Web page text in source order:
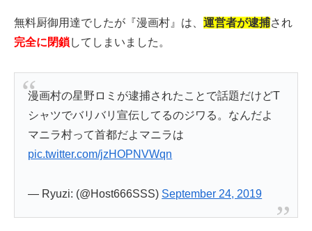
無料厨御用達でしたが『漫画村』は、 運営者が逮捕され
完全に閉鎖してしまいました。
漫画村の星野ロミが逮捕されたことで話題だけどT
シャツでバリバリ宣伝してるのジワる。なんだよ
マニラ村って首都だよマニラは
pic.twitter.com/jzHOPNVWqn
— Ryuzi: (@Host666SSS) September 24, 2019